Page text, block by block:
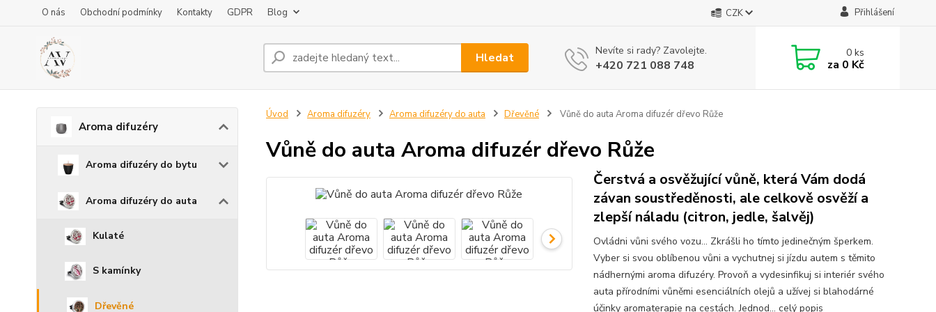
O nás Obchodní podmínky Kontakty GDPR Blog CZK Přihlášení
Hledat Nevíte si rady? Zavolejte.
+420 721 088 748
0ks
za 0 Kč
Aroma difuzéry
Aroma difuzéry do bytu
Aroma difuzéry do auta
Kulaté
S kamínky
Dřevěné
Úvod Aroma difuzéry Aroma difuzéry do auta Dřevěné Vůně do auta Aroma difuzér dřevo Růže
Vůně do auta Aroma difuzér dřevo Růže
Čerstvá a osvěžující vůně, která Vám dodá
závan soustředěnosti, ale celkově osvěží a
zlepší náladu (citron, jedle, šalvěj)
Ovládni vůni svého vozu... Zkrášli ho tímto jedinečným šperkem.
Vyber si svou oblíbenou vůni a vychutnej si jízdu autem s těmito
nádhernými aroma difuzéry. Provoň a vydesinfikuj si interiér svého
auta přírodními vůněmi esenciálních olejů a užívej si blahodárné
účinky aromaterapie na cestách. Jednod... celý popis